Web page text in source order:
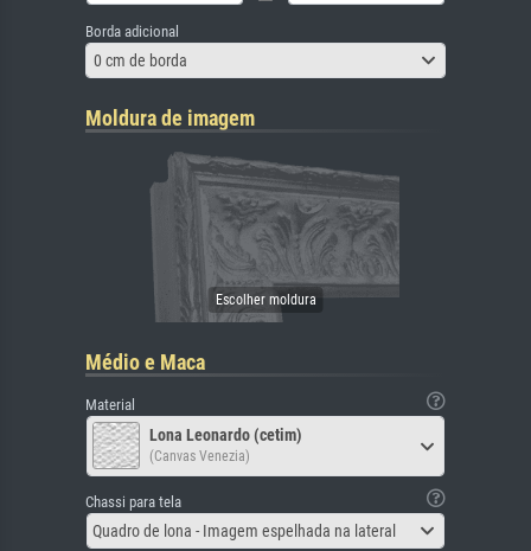
Borda adicional
0 cm de borda
Moldura de imagem
Médio e Maca
Material
Lona Leonardo (cetim)
(Canvas Venezia)
Chassi para tela
Quadro de lona - Imagem espelhada na lateral